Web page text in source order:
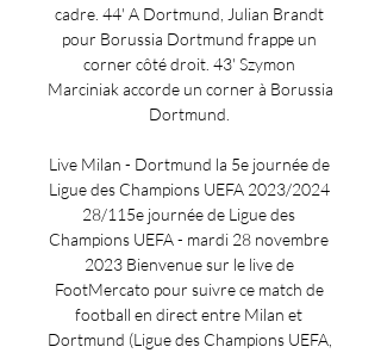
cadre. 44' A Dortmund, Julian Brandt
pour Borussia Dortmund frappe un
corner côté droit. 43' Szymon
Marciniak accorde un corner à Borussia
Dortmund.
Live Milan - Dortmund la 5e journée de
Ligue des Champions UEFA 2023/2024
28/115e journée de Ligue des
Champions UEFA - mardi 28 novembre
2023 Bienvenue sur le live de
FootMercato pour suivre ce match de
football en direct entre Milan et
Dortmund (Ligue des Champions UEFA,